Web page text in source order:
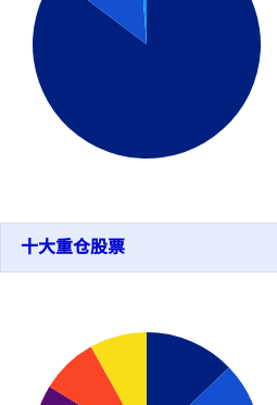
十大重仓股票